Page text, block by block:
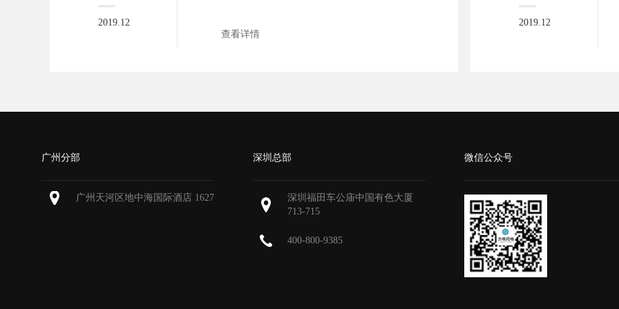
2019.12
查看详情
2019.12
广州分部
广州天河区地中海国际酒店 1627
深圳总部
深圳福田车公庙中国有色大厦
713-715
400-800-9385
微信公众号